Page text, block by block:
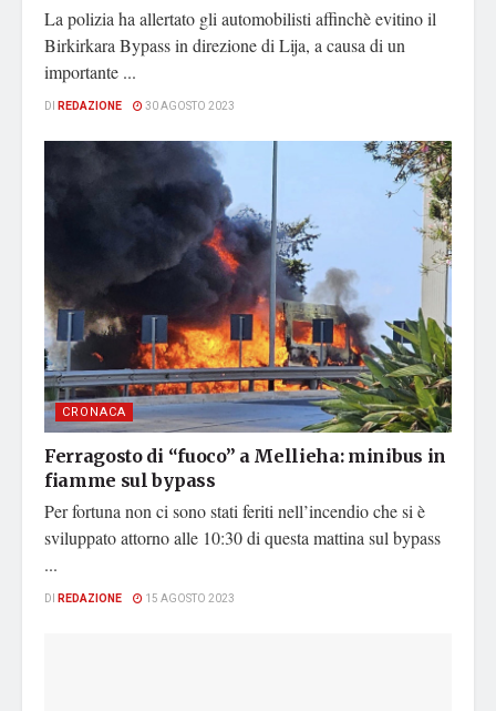
La polizia ha allertato gli automobilisti affinchè evitino il
Birkirkara Bypass in direzione di Lija, a causa di un
importante ...
DI REDAZIONE 30 AGOSTO 2023
CRONACA
Ferragosto di “fuoco” a Mellieha: minibus in
fiamme sul bypass
Per fortuna non ci sono stati feriti nell’incendio che si è
sviluppato attorno alle 10:30 di questa mattina sul bypass
...
DI REDAZIONE 15 AGOSTO 2023